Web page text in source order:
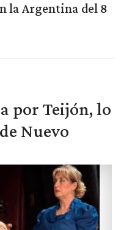
la Argentina del 8
por Teijón, lo
Nuevo